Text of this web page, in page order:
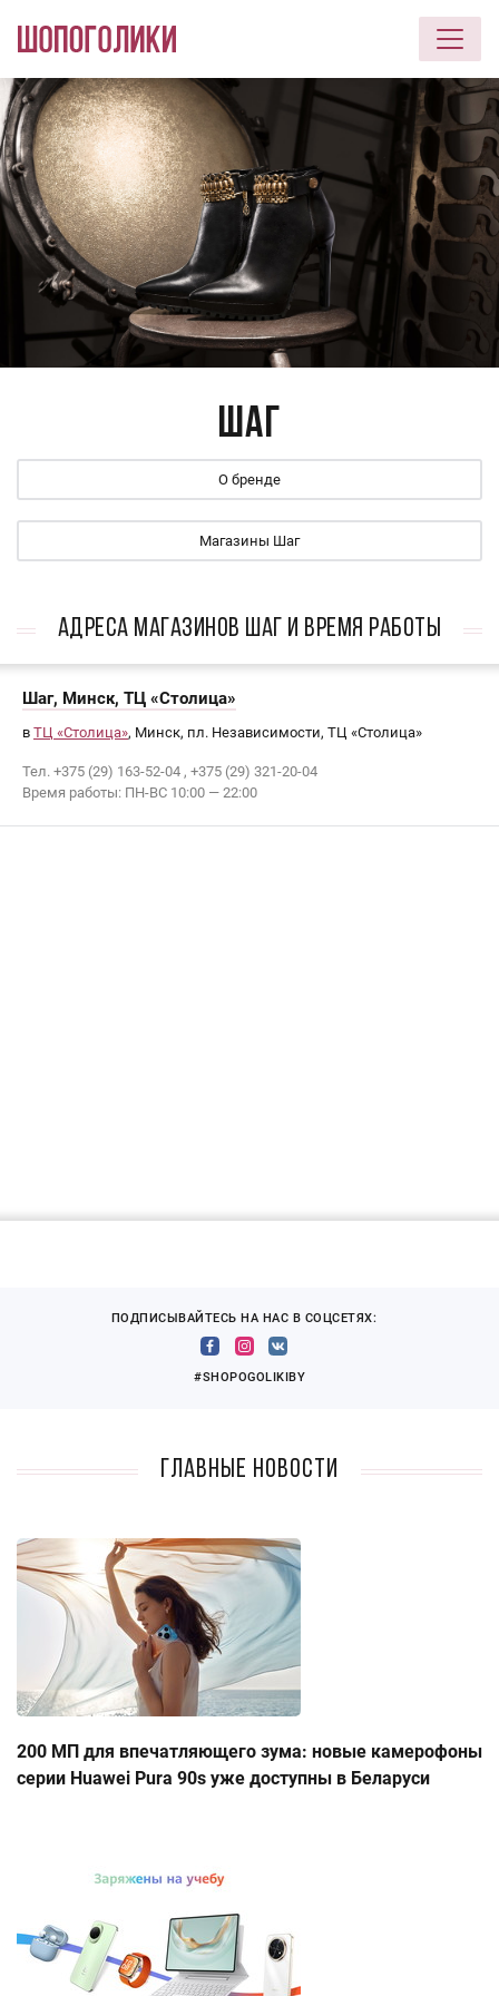
Перейти к основному содержанию
Шаг
О бренде
Магазины Шаг
АДРЕСА МАГАЗИНОВ Шаг И ВРЕМЯ РАБОТЫ
Шаг, Минск, ТЦ «Столица»
в ТЦ «Столица», Минск, пл. Независимости, ТЦ «Столица»
Тел. +375 (29) 163-52-04 , +375 (29) 321-20-04
Время работы: ПН-ВС 10:00 — 22:00
ПОДПИСЫВАЙТЕСЬ НА НАС В СОЦСЕТЯХ:
#SHOPOGOLIKIBY
Главные новости
200 МП для впечатляющего зума: новые камерофоны
серии Huawei Pura 90s уже доступны в Беларуси